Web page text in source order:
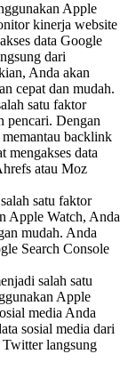
Apple
kinerja website
data Google
dari
Anda akan
cepat dan mudah.
satu faktor
pencari. Dengan
backlink
mengakses data
atau Moz
satu faktor
Apple Watch, Anda
mudah. Anda
Search Console
salah satu
Apple
media Anda
sosial media dari
Twitter langsung